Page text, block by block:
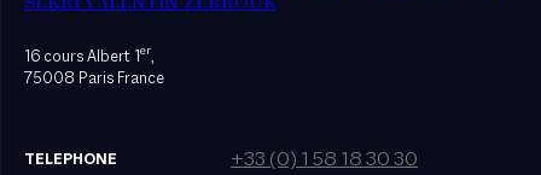
16 cours Albert 1er,
75008 Paris France
TELEPHONE +33 (0) 1 58 18 30 30